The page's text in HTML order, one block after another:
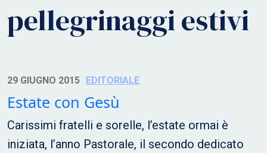
pellegrinaggi estivi
29 GIUGNO 2015 EDITORIALE
Estate con Gesù
Carissimi fratelli e sorelle, l’estate ormai è
iniziata, l’anno Pastorale, il secondo dedicato